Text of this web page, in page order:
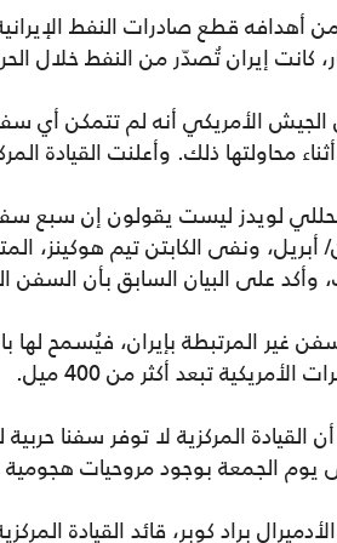
أهدافه قطع صادرات النفط
كانت إيران تُصدّر من النفط خلال
الجيش الأمريكي أنه لم تتمكن أي
محاولتها ذلك. وأعلنت القيادة
أبريل، ونفى الكابتن تيم هوكينز،
وأكد على البيان السابق بأن السفن
غير المرتبطة بإيران، فيُسمح لها
الأمريكية تبعد أكثر من 400 ميل.
القيادة المركزية لا توفر سفنا
يوم الجمعة بوجود مروحيات